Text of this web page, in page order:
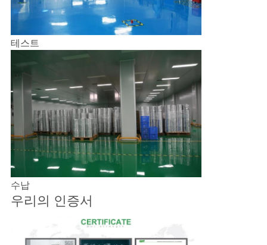
테스트
수납
우리의 인증서